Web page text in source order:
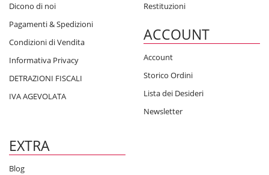
Dicono di noi
Pagamenti & Spedizioni
Condizioni di Vendita
Informativa Privacy
DETRAZIONI FISCALI
IVA AGEVOLATA
Restituzioni
ACCOUNT
Account
Storico Ordini
Lista dei Desideri
Newsletter
EXTRA
Blog